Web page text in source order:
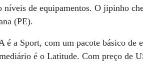
níveis de equipamentos. O jipinho
(PE).
é a Sport, com um pacote básico
é o Latitude. Com preço de